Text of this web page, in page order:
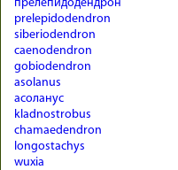
прелепидодендрон
prelepidodendron
siberiodendron
caenodendron
gobiodendron
asolanus
асоланус
kladnostrobus
chamaedendron
longostachys
wuxia